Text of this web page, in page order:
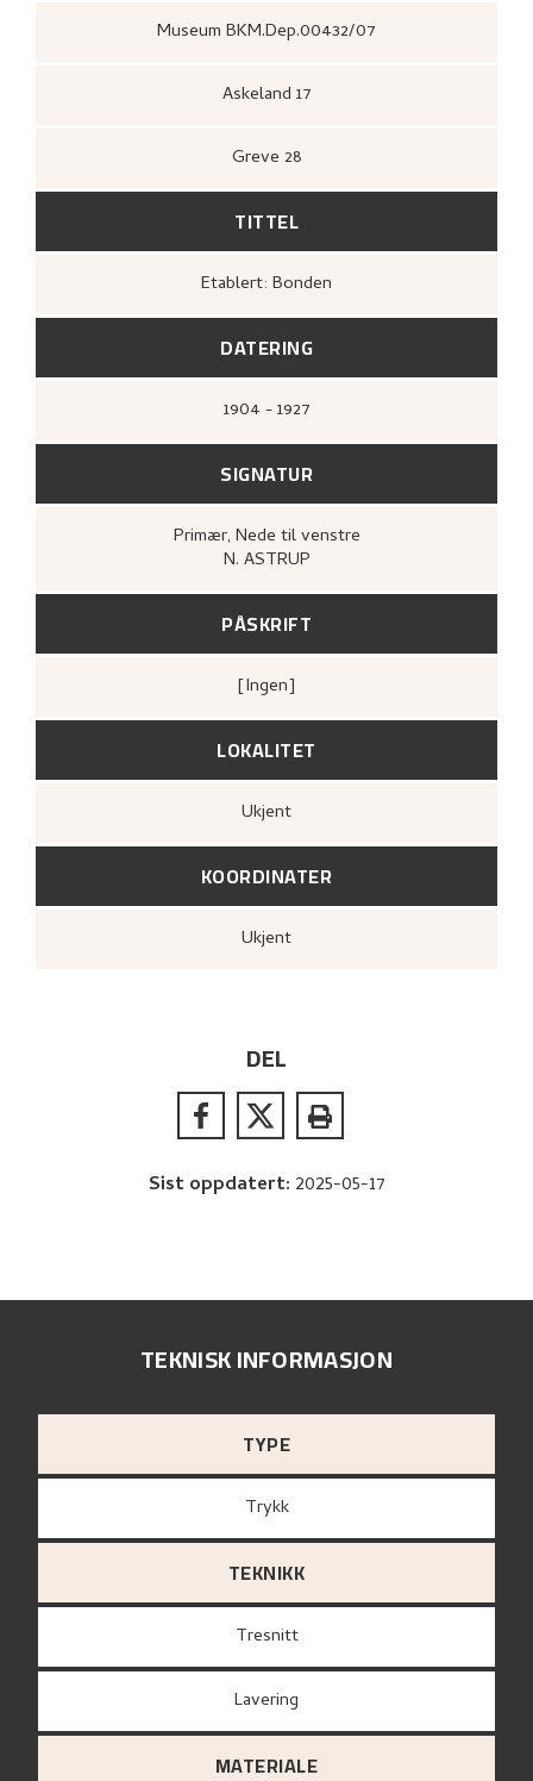
Museum BKM.Dep.00432/07
Askeland 17
Greve 28
TITTEL
Etablert: Bonden
DATERING
1904 - 1927
SIGNATUR
Primær, Nede til venstre
N. ASTRUP
PÅSKRIFT
[ingen]
LOKALITET
Ukjent
KOORDINATER
Ukjent
DEL
Sist oppdatert: 2025-05-17
TEKNISK INFORMASJON
TYPE
Trykk
TEKNIKK
Tresnitt
Lavering
MATERIALE